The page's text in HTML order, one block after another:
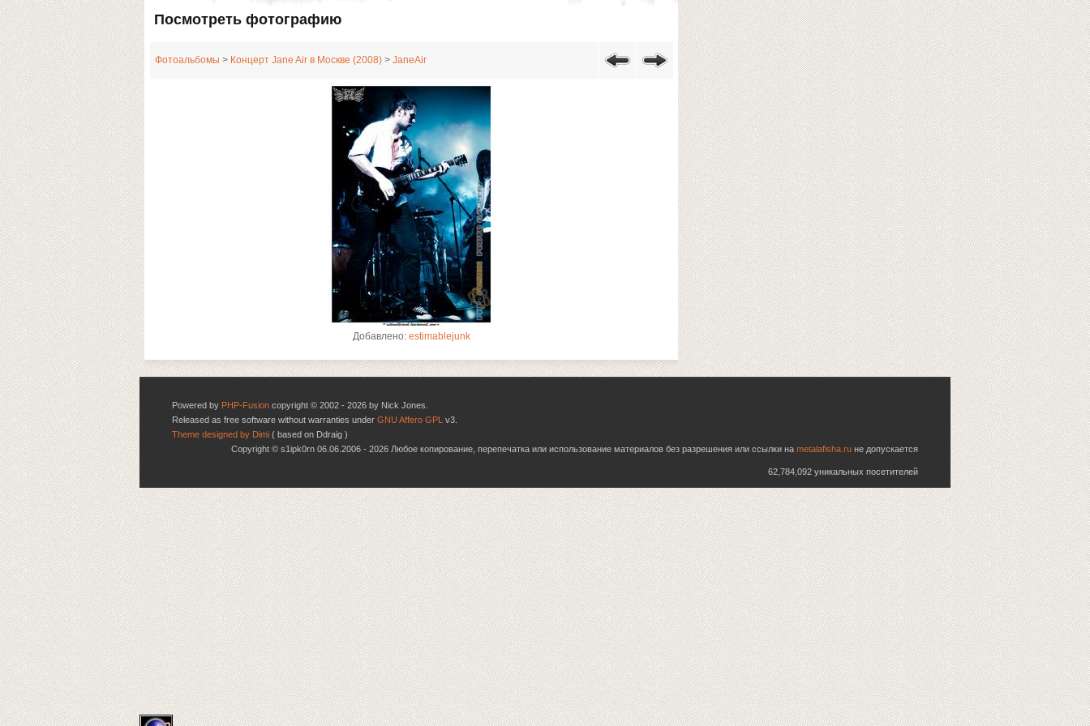
Посмотреть фотографию
Фотоальбомы > Концерт Jane Air в Москве (2008) > JaneAir
Добавлено: estimablejunk
Powered by PHP-Fusion copyright © 2002 - 2026 by Nick Jones.
Released as free software without warranties under GNU Affero GPL v3.
Theme designed by Dimi ( based on Ddraig )
Copyright © s1ipk0rn 06.06.2006 - 2026 Любое копирование, перепечатка или использование материалов без разрешения или ссылки на metalafisha.ru не допускается
62,784,092 уникальных посетителей